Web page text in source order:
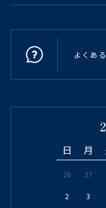
よくあ
日 月
26 27
2 3